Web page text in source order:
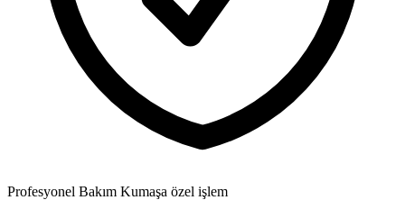
Profesyonel Bakım Kumaşa özel işlem